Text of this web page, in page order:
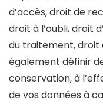
d’accès, droit de
droit à l’oubli, droit
du traitement, droit
également définir
conservation, à
de vos données à